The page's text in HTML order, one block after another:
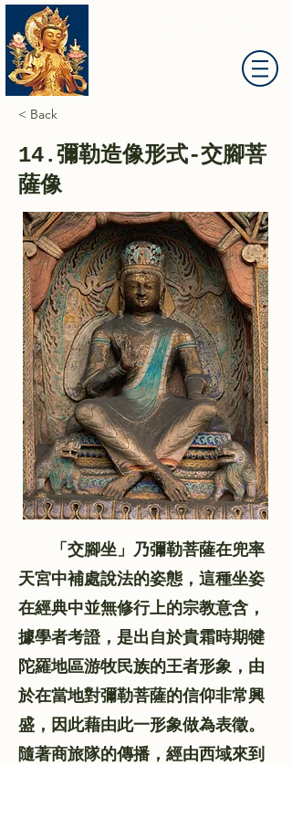
< Back
14.彌勒造像形式-交腳菩
薩像
「交腳坐」乃彌勒菩薩在兜率
天宮中補處說法的姿態，這種坐姿
在經典中並無修行上的宗教意含，
據學者考證，是出自於貴霜時期犍
陀羅地區游牧民族的王者形象，由
於在當地對彌勒菩薩的信仰非常興
盛，因此藉由此一形象做為表徵。
隨著商旅隊的傳播，經由西域來到